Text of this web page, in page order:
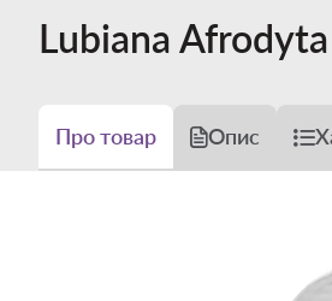
Lubiana
Про товар Опис